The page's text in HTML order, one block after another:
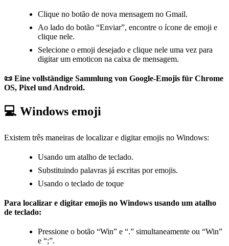
Clique no botão de nova mensagem no Gmail.
Ao lado do botão “Enviar”, encontre o ícone de emoji e
clique nele.
Selecione o emoji desejado e clique nele uma vez para
digitar um emoticon na caixa de mensagem.
📜 Eine vollständige Sammlung von Google-Emojis für Chrome
OS, Pixel und Android.
💻 Windows emoji
Existem três maneiras de localizar e digitar emojis no Windows:
Usando um atalho de teclado.
Substituindo palavras já escritas por emojis.
Usando o teclado de toque
Para localizar e digitar emojis no Windows usando um atalho
de teclado:
Pressione o botão “Win” e “.” simultaneamente ou “Win”
e “;”.